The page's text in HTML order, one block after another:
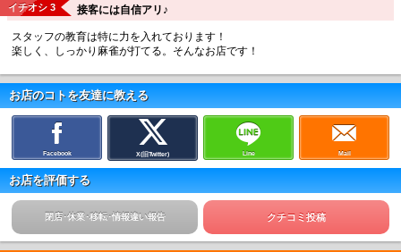
イチオシ 3 接客には自信アリ♪
スタッフの教育は特に力を入れております！
楽しく、しっかり麻雀が打てる。そんなお店です！
お店のコトを友達に教える
Facebook X(旧Twitter) Line Mail
お店を評価する
閉店･休業･移転･情報違い報告 クチコミ投稿